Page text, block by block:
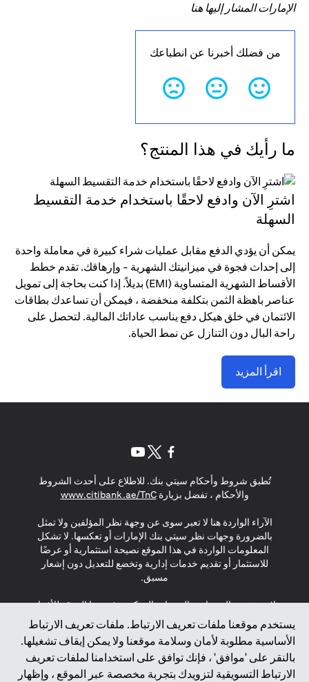
الإمارات المشار إليها هنا
من فضلك أخبرنا عن انطباعك
ما رأيك في هذا المنتج؟
اشترِ الآن وادفع لاحقًا باستخدام خدمة التقسيط
السهلة
يمكن أن يؤدي الدفع مقابل عمليات شراء كبيرة في معاملة واحدة
إلى إحداث فجوة في ميزانيتك الشهرية - وإرهاقك. تقدم خطط
الأقساط الشهرية المتساوية (EMI) بديلاً. إذا كنت بحاجة إلى تمويل
عناصر باهظة الثمن بتكلفة منخفضة ، فيمكن أن تساعدك بطاقات
الائتمان في خلق هيكل دفع يناسب عاداتك المالية. لتحصل على
راحة البال دون التنازل عن نمط الحياة.
اقرأ المزيد
يستخدم موقعنا ملفات تعريف الارتباط. ملفات تعريف الارتباط
الأساسية مطلوبة لأمان وسلامة موقعنا ولا يمكن إيقاف تشغيلها.
بالنقر على 'موافق' ، فإنك توافق على استخدامنا لملفات تعريف
الارتباط التسويقية لتزويدك بتجربة مخصصة عبر الموقع ، وإظهار
تُطبق شروط وأحكام سيتي بنك. للاطلاع على أحدث الشروط
والأحكام ، تفضل بزيارةwww.citibank.ae/TnC
(opens in a new tab)
الآراء الواردة هنا لا تعبر سوى عن وجهة نظر المؤلفين ولا تمثل
بالضرورة وجهات نظر سيتي بنك الإمارات أو تعكسها. لا تشكل
المعلومات الواردة في هذا الموقع نصيحة استثمارية أو عرضًا
للاستثمار أو تقديم خدمات إدارية وتخضع للتعديل دون إشعار
مسبق.
لا يتم تقديم المنتجات والخدمات المذكورة في هذا الموقع للأفراد
المقيمين في الاتحاد الأوروبي أو المنطقة الاقتصادية الأوروبية أو
سويسرا أو غيرنسي أو جيرسي أو موناكو أو سان مارينو أو
الفاتيكان أو جزيرة مان أو المملكة المتحدة أو خصوصية البيانات
(لائحة حماية البيانات العامة \ قانون حماية البيانات الشخصية
العامة \ قانون خصوصية نيوزيلندا). المحتوى الموجود في هذه